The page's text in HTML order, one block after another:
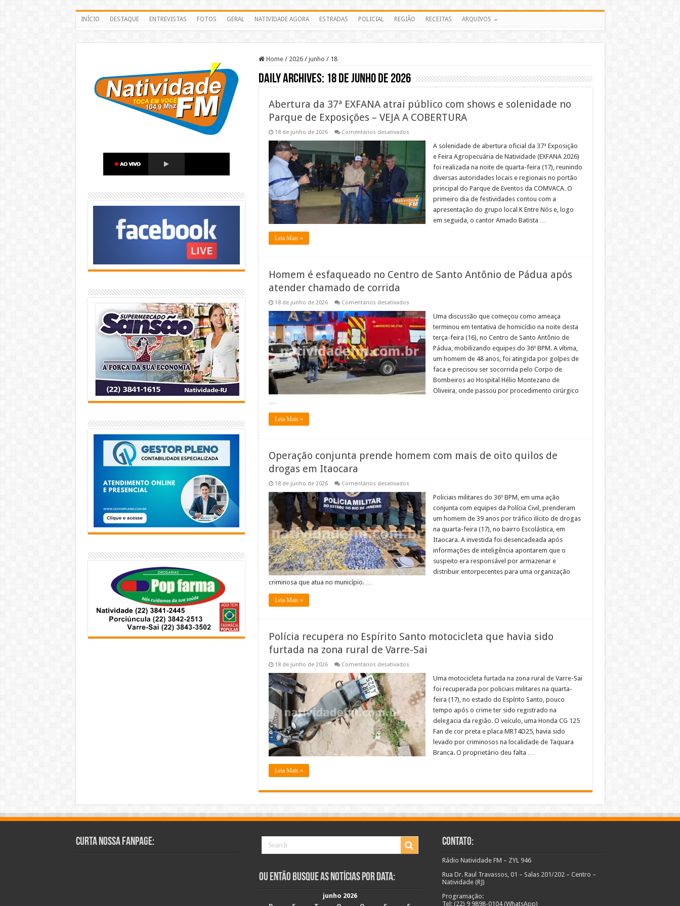
INÍCIO DESTAQUE ENTREVISTAS FOTOS GERAL NATIVIDADE AGORA ESTRADAS POLICIAL REGIÃO RECEITAS ARQUIVOS
Home / 2026 / junho / 18
Daily Archives: 18 de junho de 2026
Abertura da 37ª EXFANA atrai público com shows e solenidade no
Parque de Exposições – VEJA A COBERTURA
18 de junho de 2026 Comentários desativadosem
atrai
e
solenidade
no
Parque
de
Exposições
A solenidade de abertura oficial da 37ª Exposição
e Feira Agropecuária de Natividade (EXFANA 2026)
foi realizada na noite de quarta-feira (17), reunindo
diversas autoridades locais e regionais no portão
principal do Parque de Eventos da COMVACA. O
primeiro dia de festividades contou com a
apresentação do grupo local K Entre Nós e, logo
em seguida, o cantor Amado Batista …
Leia Mais »
Homem é esfaqueado no Centro de Santo Antônio de Pádua após
atender chamado de corrida
18 de junho de 2026 Comentários desativadosem
é
esfaqueado
no
Centro
de
Santo
Antônio
Pádua
após
de
Uma discussão que começou como ameaça
terminou em tentativa de homicídio na noite desta
terça-feira (16), no Centro de Santo Antônio de
Pádua, mobilizando equipes do 36º BPM. A vítima,
um homem de 48 anos, foi atingida por golpes de
faca e precisou ser socorrida pelo Corpo de
Bombeiros ao Hospital Hélio Montezano de
Oliveira, onde passou por procedimento cirúrgico
Leia Mais »
Operação conjunta prende homem com mais de oito quilos de
drogas em Itaocara
18 de junho de 2026 Comentários desativadosem
conjunta
prende
homem
com
mais
de
oito
quilos
de
drogas
em
Itaocara
Policiais militares do 36º BPM, em uma ação
conjunta com equipes da Polícia Civil, prenderam
um homem de 39 anos por tráfico ilícito de drogas
na quarta-feira (17), no bairro Escolástica, em
Itaocara. A investida foi desencadeada após
informações de inteligência apontarem que o
suspeito era responsável por armazenar e
distribuir entorpecentes para uma organização
criminosa que atua no município. …
Leia Mais »
Polícia recupera no Espírito Santo motocicleta que havia sido
furtada na zona rural de Varre-Sai
18 de junho de 2026 Comentários desativadosem
recupera
Espírito
Santo
motocicleta
havia
sido
furtada
zona
rural
de
Uma motocicleta furtada na zona rural de Varre-Sai
foi recuperada por policiais militares na quarta-
feira (17), no estado do Espírito Santo, pouco
tempo após o crime ter sido registrado na
delegacia da região. O veículo, uma Honda CG 125
Fan de cor preta e placa MRT4D25, havia sido
levado por criminosos na localidade de Taquara
Branca. O proprietário deu falta …
Leia Mais »
Curta Nossa Fanpage:
Ou Então Busque as Notícias Por Data:
junho 2026
Contato:
Rádio Natividade FM – ZYL 946
Rua Dr. Raul Travassos, 01 – Salas 201/202 – Centro –
Natividade (RJ)
Programação:
Tel: (22) 9 9898-0104 (WhatsApp)